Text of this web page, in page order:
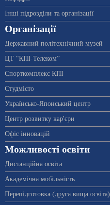
Інші підрозділи та організації
Організації
Державний політехнічний музей
ЦТ “КПІ-Телеком”
Спорткомплекс КПІ
Студмісто
Українсько-Японський центр
Центр розвитку кар'єри
Офіс інновацій
Можливості освіти
Дистанційна освіта
Академічна мобільність
Перепідготовка (друга вища освіта)